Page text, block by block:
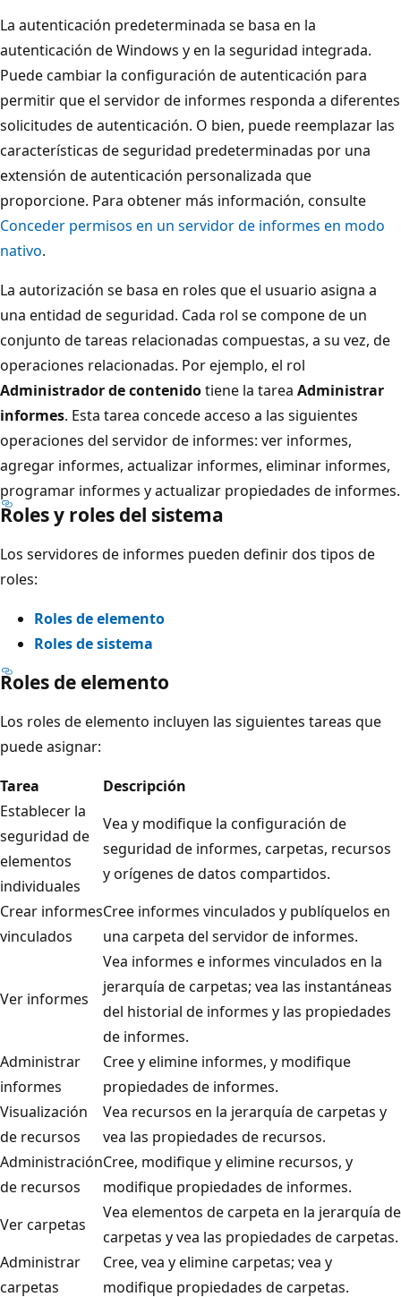
La autenticación predeterminada se basa en la
autenticación de Windows y en la seguridad integrada.
Puede cambiar la configuración de autenticación para
permitir que el servidor de informes responda a diferentes
solicitudes de autenticación. O bien, puede reemplazar las
características de seguridad predeterminadas por una
extensión de autenticación personalizada que
proporcione. Para obtener más información, consulte
Conceder permisos en un servidor de informes en modo
nativo.
La autorización se basa en roles que el usuario asigna a
una entidad de seguridad. Cada rol se compone de un
conjunto de tareas relacionadas compuestas, a su vez, de
operaciones relacionadas. Por ejemplo, el rol
Administrador de contenidotiene la tarea Administrar
informes. Esta tarea concede acceso a las siguientes
operaciones del servidor de informes: ver informes,
agregar informes, actualizar informes, eliminar informes,
programar informes y actualizar propiedades de informes.
Roles y roles del sistema
Los servidores de informes pueden definir dos tipos de
roles:
Roles de elemento
Roles de sistema
Roles de elemento
Los roles de elemento incluyen las siguientes tareas que
puede asignar:
Tarea
Descripción
Establecer la
seguridad de
elementos
individuales
Vea y modifique la configuración de
seguridad de informes, carpetas, recursos
y orígenes de datos compartidos.
Crear informes
vinculados
Cree informes vinculados y publíquelos en
una carpeta del servidor de informes.
Ver informes
Vea informes e informes vinculados en la
jerarquía de carpetas; vea las instantáneas
del historial de informes y las propiedades
de informes.
Administrar
informes
Cree y elimine informes, y modifique
propiedades de informes.
Visualización
de recursos
Vea recursos en la jerarquía de carpetas y
vea las propiedades de recursos.
Administración
de recursos
Cree, modifique y elimine recursos, y
modifique propiedades de informes.
Ver carpetas
Vea elementos de carpeta en la jerarquía de
carpetas y vea las propiedades de carpetas.
Administrar
carpetas
Cree, vea y elimine carpetas; vea y
modifique propiedades de carpetas.